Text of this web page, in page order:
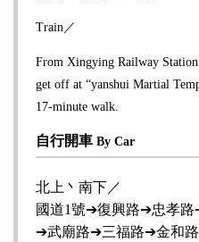
Train／
From Xingying Railway
get off at “yanshui Martial
17-minute walk.
自行開車 By Car
北上丶南下／
國道1號➔復興路➔忠孝
➔武廟路➔三福路➔金和